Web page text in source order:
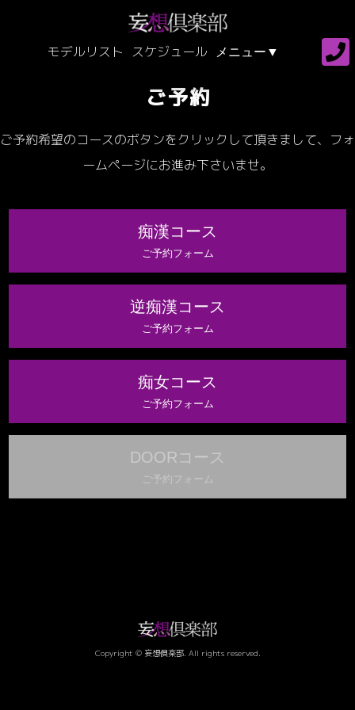
モデルリスト スケジュール
ご予約
ご予約希望のコースのボタンをクリックして頂きまして、フォ
ームページにお進み下さいませ。
痴漢コース
ご予約フォーム
逆痴漢コース
ご予約フォーム
痴女コース
ご予約フォーム
DOORコース
ご予約フォーム
Copyright © 妄想倶楽部. All rights reserved.